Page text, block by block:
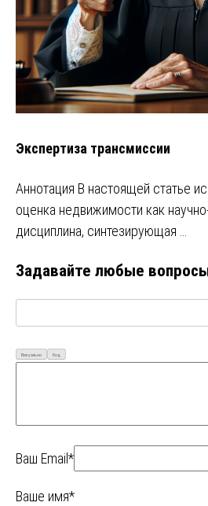
Экспертиза трансмиссии
Аннотация В настоящей статье
оценка недвижимости как
дисциплина, синтезирующая …
Задавайте любые
Визуально Код
Ваш Email*
Ваше имя*